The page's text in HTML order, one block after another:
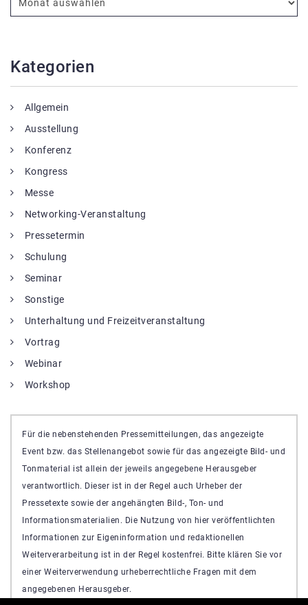
Kategorien
Allgemein
Ausstellung
Konferenz
Kongress
Messe
Networking-Veranstaltung
Pressetermin
Schulung
Seminar
Sonstige
Unterhaltung und Freizeitveranstaltung
Vortrag
Webinar
Workshop
Für die nebenstehenden Pressemitteilungen, das angezeigte
Event bzw. das Stellenangebot sowie für das angezeigte Bild- und
Tonmaterial ist allein der jeweils angegebene Herausgeber
verantwortlich. Dieser ist in der Regel auch Urheber der
Pressetexte sowie der angehängten Bild-, Ton- und
Informationsmaterialien. Die Nutzung von hier veröffentlichten
Informationen zur Eigeninformation und redaktionellen
Weiterverarbeitung ist in der Regel kostenfrei. Bitte klären Sie vor
einer Weiterverwendung urheberrechtliche Fragen mit dem
angegebenen Herausgeber.